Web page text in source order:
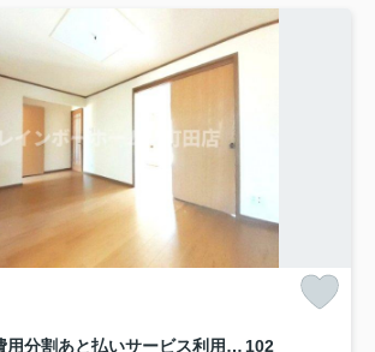
フレール※初期費用分割あと払いサービス利用可能物件 102